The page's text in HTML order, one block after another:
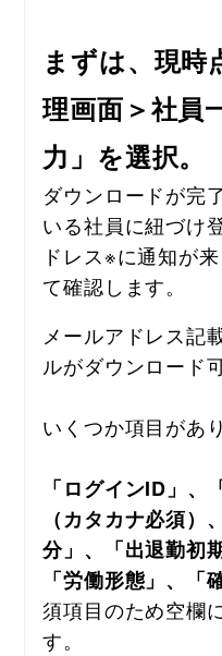
まずは、現時
理画面＞社員
力」を選択。
ダウンロードが完
いる社員に紐づけ
ドレス※に通知が
て確認します。
メールアドレス記
ルがダウンロード
いくつか項目があ
「ログインID」、
（カタカナ必須）
分」、「出退勤初
「労働形態」、「
須項目のため空欄
す。